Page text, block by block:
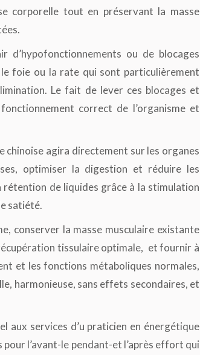
corporelle tout en préservant la masse
ou de blocages
foie ou la rate qui sont particulièrement
Le fait de lever ces blocages et
correct de l’organisme et
chinoise agira directement sur les organes
optimiser la digestion et réduire les
rétention de liquides grâce à la stimulation
satiété.
conserver la masse musculaire existante
tissulaire optimale, et fournir à
et les fonctions métaboliques normales,
harmonieuse, sans effets secondaires, et
aux services d’u praticien en énergétique
l’avant-le pendant-et l’après effort qui